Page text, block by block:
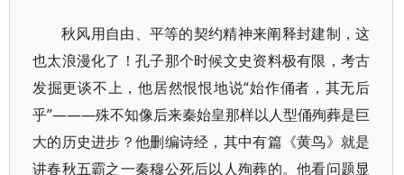
秋风用自由、平等的契约精神来阐释封建制，这
也太浪漫化了！孔子那个时候文史资料极有限，考古
发掘更谈不上，他居然恨恨地说“始作俑者，其无后
乎”———殊不知像后来秦始皇那样以人型俑殉葬是巨
大的历史进步？他删编诗经，其中有篇《黄鸟》就是
讲春秋五霸之一秦穆公死后以人殉葬的。他看问题显